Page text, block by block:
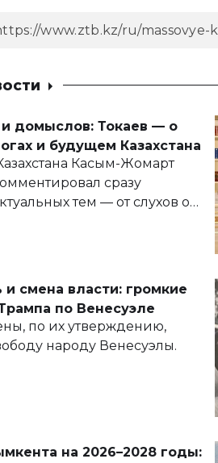
и домыслов: Токаев — о
и будущем Казахстана
Касым-Жомарт
сразу
тем — от слухов о
и личного здоровья.
смена власти: громкие
по Венесуэле
по их утверждению,
народу Венесуэлы.
на 2026–2028 годы: